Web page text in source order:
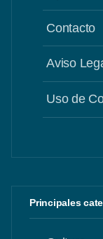
Contacto
Aviso
Uso de
Principales